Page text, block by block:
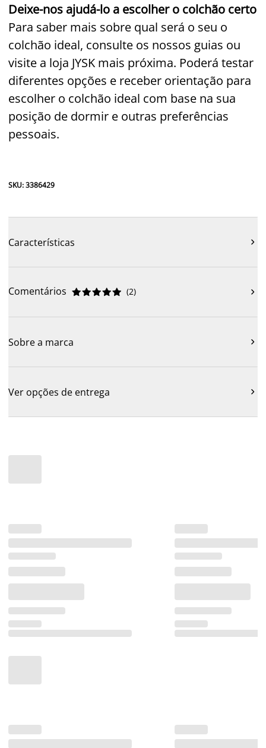
Deixe-nos ajudá-lo a escolher o colchão certo
Para saber mais sobre qual será o seu o
colchão ideal, consulte os nossos guias ou
visite a loja JYSK mais próxima. Poderá testar
diferentes opções e receber orientação para
escolher o colchão ideal com base na sua
posição de dormir e outras preferências
pessoais.
SKU: 3386429
Características 
Comentários 




 (2) 
Sobre a marca 
Ver opções de entrega 